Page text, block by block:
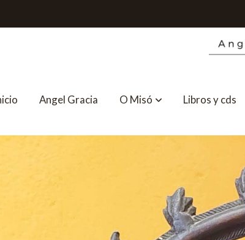
Angel Gracia O Misó Libros y cds